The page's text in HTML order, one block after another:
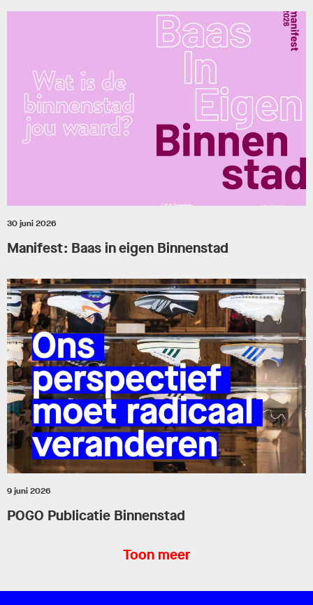
30 juni 2026
Manifest: Baas in eigen Binnenstad
9 juni 2026
POGO Publicatie Binnenstad
Toon meer